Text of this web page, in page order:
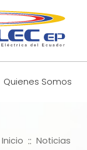
Quienes Somos
Inicio :: Noticias